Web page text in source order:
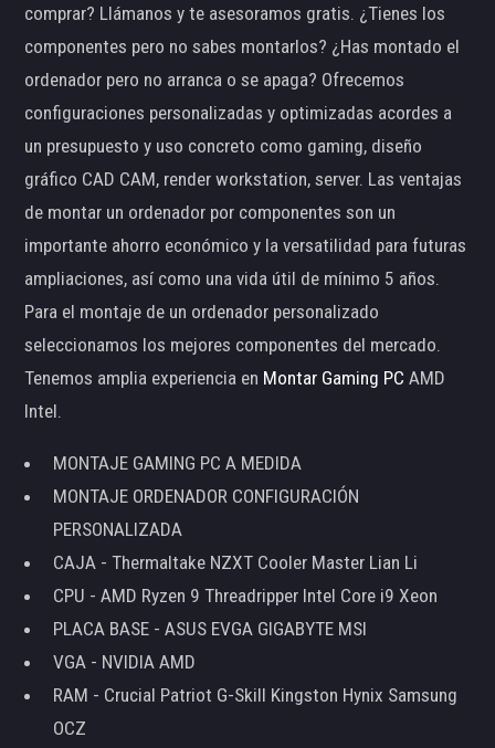
comprar? Llámanos y te asesoramos gratis. ¿Tienes los
componentes pero no sabes montarlos? ¿Has montado el
ordenador pero no arranca o se apaga? Ofrecemos
configuraciones personalizadas y optimizadas acordes a
un presupuesto y uso concreto como gaming, diseño
gráfico CAD CAM, render workstation, server. Las ventajas
de montar un ordenador por componentes son un
importante ahorro económico y la versatilidad para futuras
ampliaciones, así como una vida útil de mínimo 5 años.
Para el montaje de un ordenador personalizado
seleccionamos los mejores componentes del mercado.
Tenemos amplia experiencia en Montar Gaming PC AMD
Intel.
MONTAJE GAMING PC A MEDIDA
MONTAJE ORDENADOR CONFIGURACIÓN
PERSONALIZADA
CAJA - Thermaltake NZXT Cooler Master Lian Li
CPU - AMD Ryzen 9 Threadripper Intel Core i9 Xeon
PLACA BASE - ASUS EVGA GIGABYTE MSI
VGA - NVIDIA AMD
RAM - Crucial Patriot G-Skill Kingston Hynix Samsung
OCZ